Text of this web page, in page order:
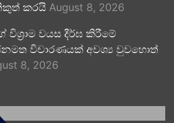
කරයි August 8, 2026
වයස දීර්ඝ කිරීමේ
විචාරණයක් අවශ්‍ය වුවහොත්
8, 2026